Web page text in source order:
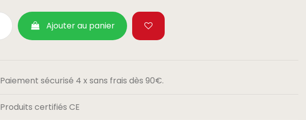
Ajouter au panier
Paiement sécurisé 4 x sans frais dès 90€.
Produits certifiés CE